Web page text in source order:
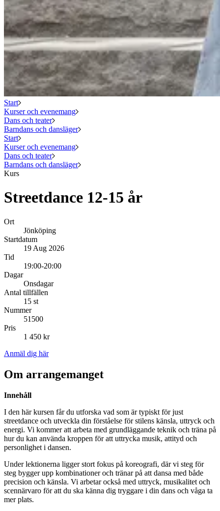
Start
Kurser och evenemang
Dans och teater
Barndans och dansläger
Start
Kurser och evenemang
Dans och teater
Barndans och dansläger
Kurs
Streetdance 12-15 år
Ort
Jönköping
Startdatum
19 Aug 2026
Tid
19:00-20:00
Dagar
Onsdagar
Antal tillfällen
15 st
Nummer
51500
Pris
1 450 kr
Anmäl dig här
Om arrangemanget
Innehåll
I den här kursen får du utforska vad som är typiskt för just
streetdance och utveckla din förståelse för stilens känsla, uttryck och
energi. Vi kommer att arbeta med grundläggande teknik och träna på
hur du kan använda kroppen för att uttrycka musik, attityd och
personlighet i dansen.
Under lektionerna ligger stort fokus på koreografi, där vi steg för
steg bygger upp kombinationer och tränar på att dansa med både
precision och känsla. Vi arbetar också med uttryck, musikalitet och
scennärvaro för att du ska känna dig tryggare i din dans och våga ta
mer plats.